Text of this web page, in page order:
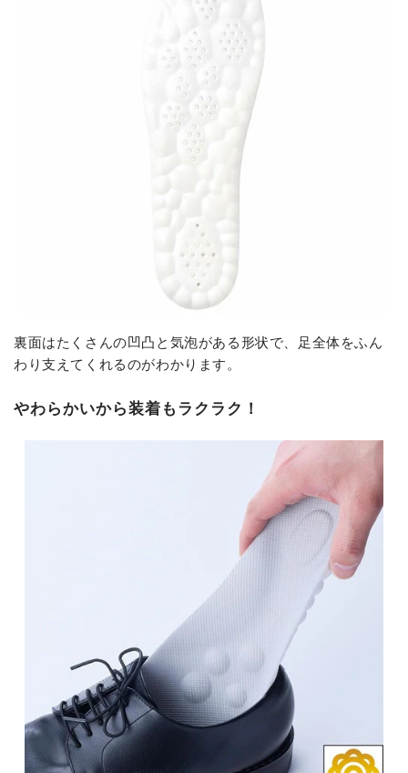
裏面はたくさんの凹凸と気泡がある形状で、足全体をふん
わり支えてくれるのがわかります。
やわらかいから装着もラクラク！